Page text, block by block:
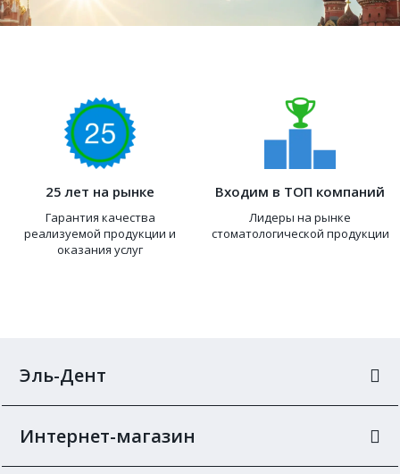
25 лет на рынке
Гарантия качества
реализуемой продукции и
оказания услуг
Входим в ТОП компаний
Лидеры на рынке
стоматологической продукции
Эль-Дент
Интернет-магазин